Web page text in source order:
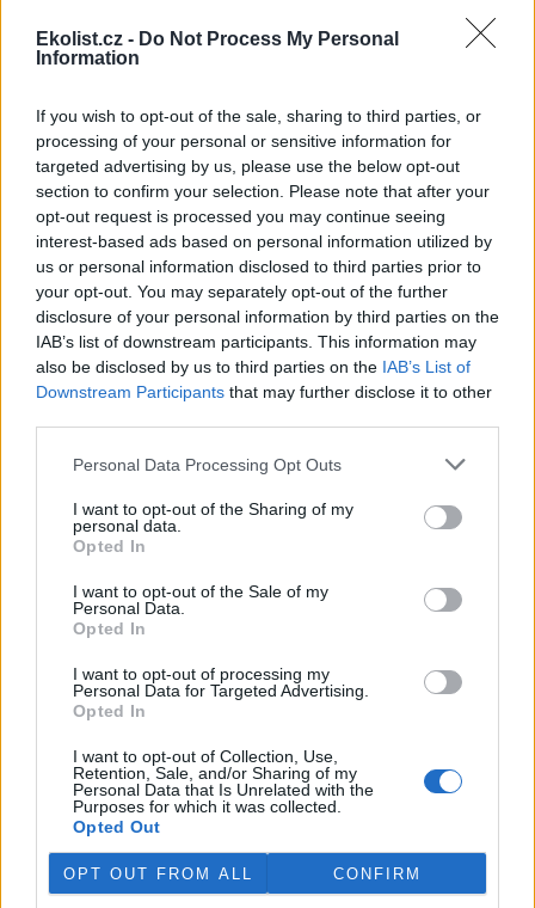
Ekolist.cz - Do Not Process My Personal
Information
If you wish to opt-out of the sale, sharing to third parties, or
processing of your personal or sensitive information for
targeted advertising by us, please use the below opt-out
section to confirm your selection. Please note that after your
opt-out request is processed you may continue seeing
interest-based ads based on personal information utilized by
us or personal information disclosed to third parties prior to
your opt-out. You may separately opt-out of the further
disclosure of your personal information by third parties on the
IAB’s list of downstream participants. This information may
also be disclosed by us to third parties on the IAB’s List of
Downstream Participants that may further disclose it to other
Personal Data Processing Opt Outs
I want to opt-out of the Sharing of my
personal data.
Opted In
I want to opt-out of the Sale of my
Personal Data.
Opted In
I want to opt-out of processing my
Personal Data for Targeted Advertising.
Opted In
I want to opt-out of Collection, Use,
Retention, Sale, and/or Sharing of my
Personal Data that Is Unrelated with the
Purposes for which it was collected.
Opted Out
OPT OUT FROM ALL CONFIRM
kontrolovat povolené odběry. Výzva k šetření vodou platí pro
všechny obce spadající pod Jihlavu jako obec s rozšířenou
Celníci odhalili gang překupníků papoušků, zajistili
stovku ptáků
5.8.2026 20:13 (ČTK)
Celníci odhalili gang
překupníků chráněných druhů
papoušků působící v několika
krajích a zajistili asi stovku
ptáků. S odchytem a
zajištěním zvířat celníkům pomohly zoo v Praze, Zlíně a Ostravě. V
ostravské zahradě také papoušci nalezli dočasné útočiště. V
tiskové zprávě nawebucelníků to oznámila mluvčí Celní správy ČR
Martina Kaňková. Případem se zabývá policie.
Island vyhostí aktivisty bojující proti lovu velryb,
pronásledovali velrybáře
5.8.2026 19:54 ( ČTK)
Islandské úřady nařídily
poté, co minulý týden
pobřežní stráž s policií zabavily
jejich loď, která pronásledovala velrybářské plavidlo. Pasažéři lodi
Watsona jsou od té doby zadržováni v Reykjavíku. Sám Watson na
palubě nebyl. Píše o tom agentura AFP s odvoláním na islandskou
policii.
Záchranná stanice v Praze přijímá kvůli vedrům více
volně žijících zvířat
5.8.2026 17:40 | PRAHA (
Kvůli vysokým letním
teplotám pracovníci pražské
záchranné stanice pro volně